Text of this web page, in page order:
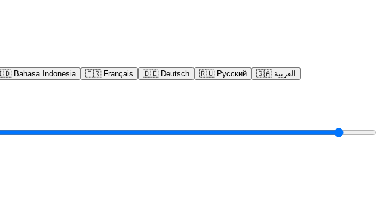
Bahasa Indonesia 🇫🇷 Français 🇩🇪 Deutsch 🇷🇺 Русский 🇸🇦 العربية